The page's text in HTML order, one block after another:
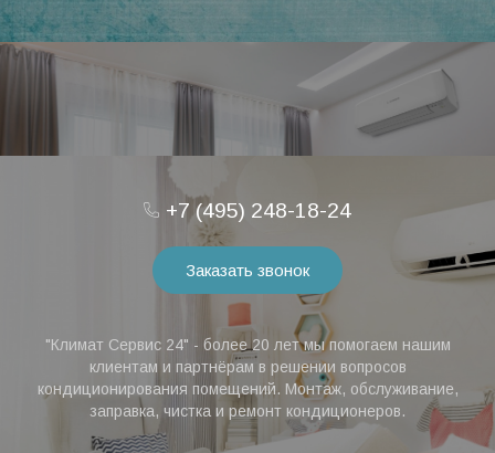
+7 (495) 248-18-24
Заказать звонок
"Климат Сервис 24" - более 20 лет мы помогаем нашим
клиентам и партнёрам в решении вопросов
кондиционирования помещений. Монтаж, обслуживание,
заправка, чистка и ремонт кондиционеров.